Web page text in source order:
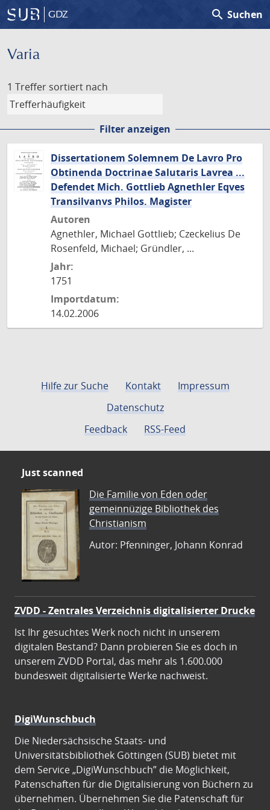
GDZ search Suchen
Varia
1 Treffer sortiert nach
Filter anzeigen
Dissertationem Solemnem De Lavro Pro
Obtinenda Doctrinae Salutaris Lavrea ...
Defendet Mich. Gottlieb Agnethler Eqves
Transilvanvs Philos. Magister
Autoren
Agnethler, Michael Gottlieb; Czeckelius De
Rosenfeld, Michael; Gründler, ...
Jahr:
1751
Importdatum:
14.02.2006
Hilfe zur Suche Kontakt
Impressum
Datenschutz
Feedback
RSS-Feed
Just scanned
Die Familie von Eden oder
gemeinnüzige Bibliothek des
Christianism
Autor: Pfenninger, Johann Konrad
ZVDD - Zentrales Verzeichnis digitalisierter Drucke
Ist Ihr gesuchtes Werk noch nicht in unserem
digitalen Bestand? Dann probieren Sie es doch in
unserem ZVDD Portal, das mehr als 1.600.000
bundesweit digitalisierte Werke nachweist.
DigiWunschbuch
Die Niedersächsische Staats- und
Universitätsbibliothek Göttingen (SUB) bietet mit
dem Service „DigiWunschbuch” die Möglichkeit,
Patenschaften für die Digitalisierung von Büchern zu
übernehmen. Übernehmen Sie die Patenschaft für